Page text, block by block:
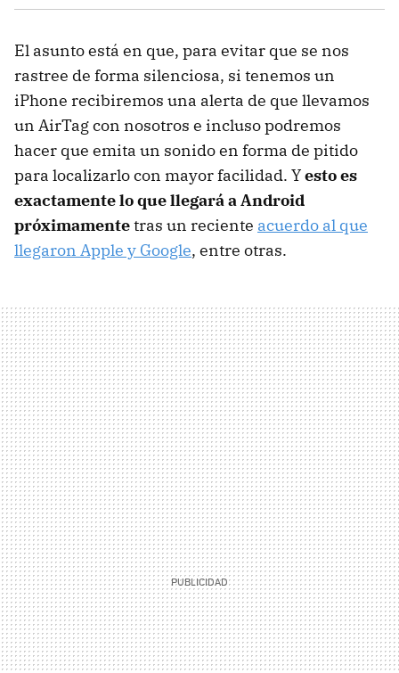
El asunto está en que, para evitar que se nos
rastree de forma silenciosa, si tenemos un
iPhone recibiremos una alerta de que llevamos
un AirTag con nosotros e incluso podremos
hacer que emita un sonido en forma de pitido
para localizarlo con mayor facilidad. Yesto es
exactamente lo que llegará a Android
próximamentetras un reciente acuerdo al que
llegaron Apple y Google, entre otras.